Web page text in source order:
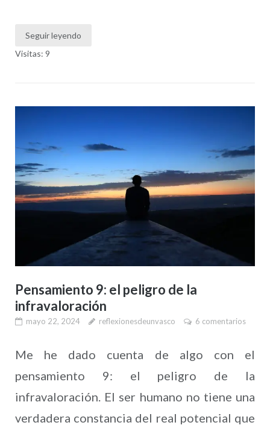
Seguir leyendo
Visitas: 9
Pensamiento 9: el peligro de la
infravaloración
mayo 22, 2024 reflexionesdeunvasco 6 comentarios
Me he dado cuenta de algo con el
pensamiento 9: el peligro de la
infravaloración. El ser humano no tiene una
verdadera constancia del real potencial que